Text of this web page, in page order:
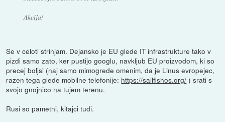
Akcija!
Se v celoti strinjam. Dejansko je EU glede IT infrastrukture tako v
pizdi samo zato, ker pustijo googlu, navkljub EU proizvodom, ki so
precej boljsi (naj samo mimogrede omenim, da je Linus evropejec,
razen tega glede mobilne telefonije: https://sailfishos.org/ ) srati s
svojo gnojnico na tujem terenu.
Rusi so pametni, kitajci tudi.